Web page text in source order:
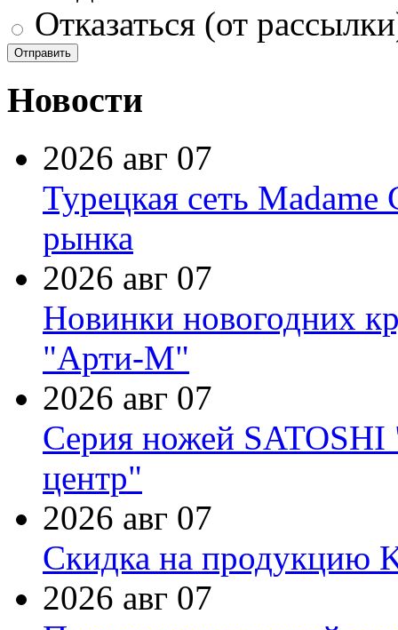
Отказаться (от
Новости
2026 авг 07
Турецкая сеть Madame
рынка
2026 авг 07
Новинки новогодних
"Арти-М"
2026 авг 07
Серия ножей
центр"
2026 авг 07
Скидка на продукцию
2026 авг 07